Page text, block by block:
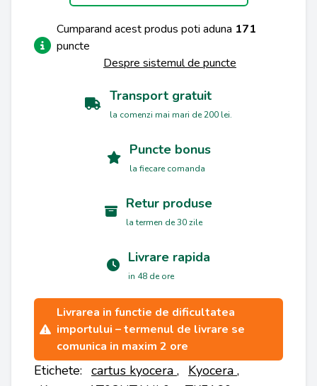
Cumparand acest produs poti aduna 171
puncte
Despre sistemul de puncte
Transport gratuit
la comenzi mai mari de 200 lei.
Puncte bonus
la fiecare comanda
Retur produse
la termen de 30 zile
Livrare rapida
in 48 de ore
Livrarea in functie de dificultatea
importului – termenul de livrare se
comunica in maxim 2 ore
Etichete: cartus kyocera , Kyocera ,